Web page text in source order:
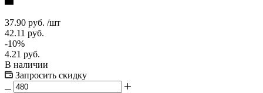
37.90 руб. /шт
42.11 руб.
-10%
4.21 руб.
В наличии
Запросить скидку